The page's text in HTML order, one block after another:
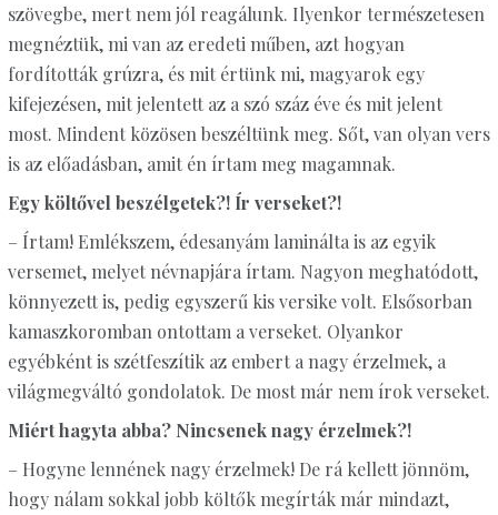
szövegbe, mert nem jól reagálunk. Ilyenkor természetesen
megnéztük, mi van az eredeti műben, azt hogyan
fordították grúzra, és mit értünk mi, magyarok egy
kifejezésen, mit jelentett az a szó száz éve és mit jelent
most. Mindent közösen beszéltünk meg. Sőt, van olyan vers
is az előadásban, amit én írtam meg magamnak.
Egy költővel beszélgetek?! Ír verseket?!
– Írtam! Emlékszem, édesanyám laminálta is az egyik
versemet, melyet névnapjára írtam. Nagyon meghatódott,
könnyezett is, pedig egyszerű kis versike volt. Elsősorban
kamaszkoromban ontottam a verseket. Olyankor
egyébként is szétfeszítik az embert a nagy érzelmek, a
világmegváltó gondolatok. De most már nem írok verseket.
Miért hagyta abba? Nincsenek nagy érzelmek?!
– Hogyne lennének nagy érzelmek! De rá kellett jönnöm,
hogy nálam sokkal jobb költők megírták már mindazt,